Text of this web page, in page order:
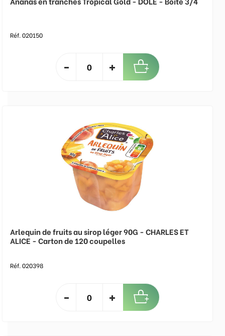
Réf. 020150
Arlequin de fruits au sirop léger 90G - CHARLES ET
ALICE - Carton de 120 coupelles
Réf. 020398